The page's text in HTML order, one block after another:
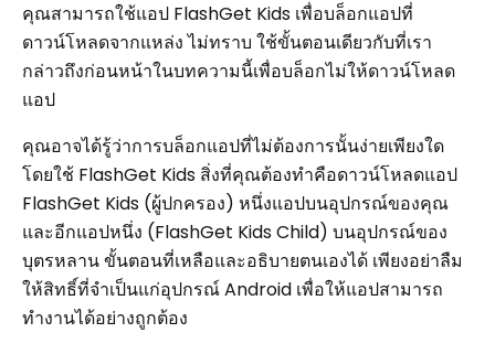
คุณสามารถใช้แอป FlashGet Kids เพื่อบล็อกแอปที่
ดาวน์โหลดจากแหล่ง ไม่ทราบ ใช้ขั้นตอนเดียวกับที่เรา
กล่าวถึงก่อนหน้าในบทความนี้เพื่อบล็อกไม่ให้ดาวน์โหลด
แอป
คุณอาจได้รู้ว่าการบล็อกแอปที่ไม่ต้องการนั้นง่ายเพียงใด
โดยใช้ FlashGet Kids สิ่งที่คุณต้องทำคือดาวน์โหลดแอป
FlashGet Kids (ผู้ปกครอง) หนึ่งแอปบนอุปกรณ์ของคุณ
และอีกแอปหนึ่ง (FlashGet Kids Child) บนอุปกรณ์ของ
บุตรหลาน ขั้นตอนที่เหลือและอธิบายตนเองได้ เพียงอย่าลืม
ให้สิทธิ์ที่จำเป็นแก่อุปกรณ์ Android เพื่อให้แอปสามารถ
ทำงานได้อย่างถูกต้อง